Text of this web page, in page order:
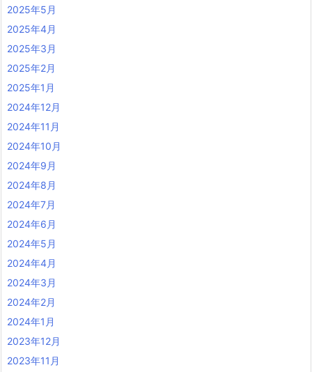
2025年5月
2025年4月
2025年3月
2025年2月
2025年1月
2024年12月
2024年11月
2024年10月
2024年9月
2024年8月
2024年7月
2024年6月
2024年5月
2024年4月
2024年3月
2024年2月
2024年1月
2023年12月
2023年11月